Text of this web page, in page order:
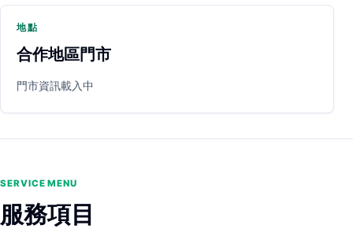
地點
合作地區門市
門市資訊載入中
SERVICE MENU
服務項目